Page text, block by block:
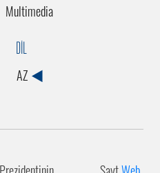
Multimedia
DİL
AZ